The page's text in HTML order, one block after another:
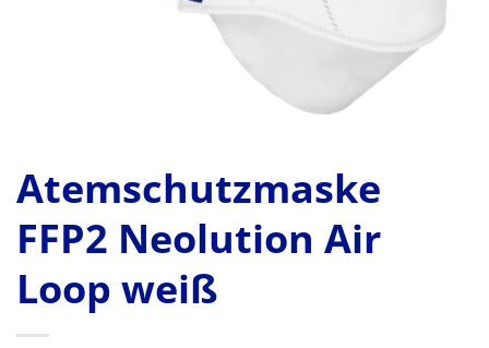
Atemschutzmaske
FFP2 Neolution Air
Loop weiß